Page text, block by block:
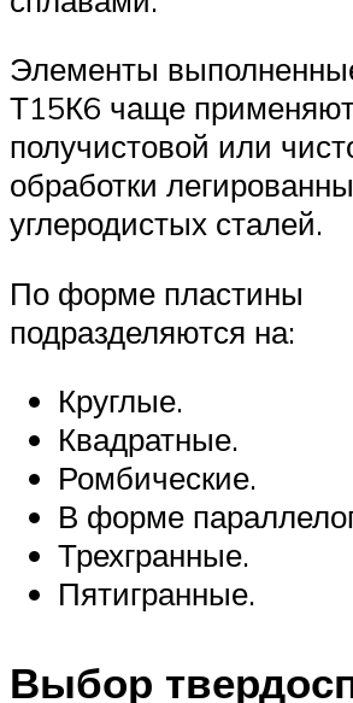
Элементы
Т15К6 чаще
получистовой или
обработки
углеродистых сталей.
По форме пластины
подразделяются на:
Круглые.
Квадратные.
Ромбические.
В форме
Трехгранные.
Пятигранные.
Выбор